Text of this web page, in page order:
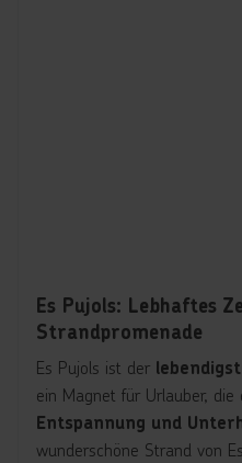
Es Pujols: Lebhaftes
Strandpromenade
Es Pujols ist der
ein Magnet für Urlauber, die
Entspannung und
wunderschöne Strand von